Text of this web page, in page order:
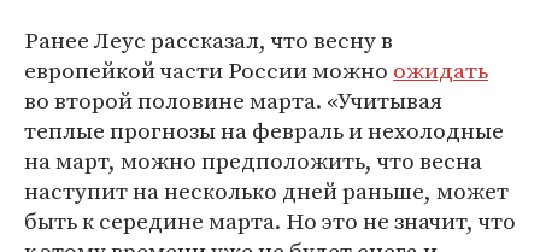
Ранее Леус рассказал, что весну в
европейкой части России можно ожидать
во второй половине марта. «Учитывая
теплые прогнозы на февраль и нехолодные
на март, можно предположить, что весна
наступит на несколько дней раньше, может
быть к середине марта. Но это не значит, что